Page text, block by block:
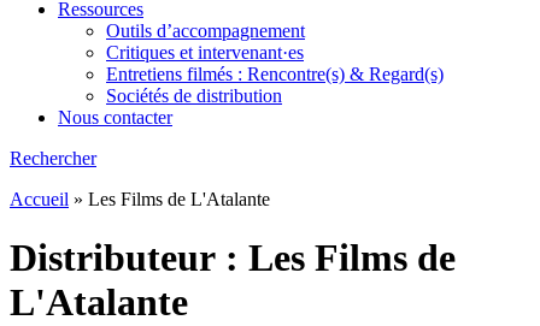
Ressources
Outils d’accompagnement
Critiques et intervenant·es
Entretiens filmés : Rencontre(s) & Regard(s)
Sociétés de distribution
Nous contacter
Rechercher
Accueil » Les Films de L'Atalante
Distributeur : Les Films de
L'Atalante